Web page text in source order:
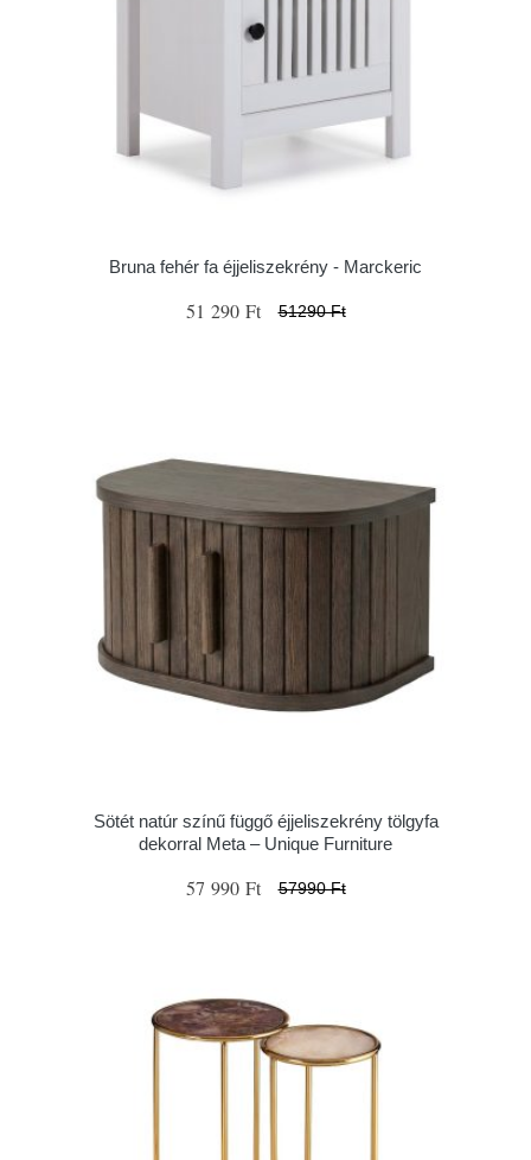
Bruna fehér fa éjjeliszekrény - Marckeric
51 290 Ft 51290 Ft
Sötét natúr színű függő éjjeliszekrény tölgyfa
dekorral Meta – Unique Furniture
57 990 Ft 57990 Ft